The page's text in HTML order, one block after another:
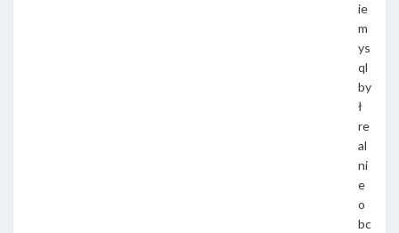
ie
m
ys
ql
by
ł
re
al
ni
e
o
bc